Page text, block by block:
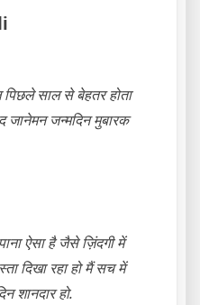
पिछले साल से बेहतर होता
जानेमन जन्मदिन मुबारक
ऐसा है जैसे ज़िंदगी में
दिखा रहा हो मैं सच में
शानदार हो.